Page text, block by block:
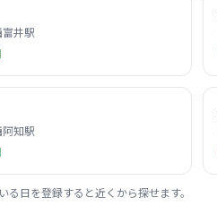
井駅
知駅
日を登録すると近くから探せます。